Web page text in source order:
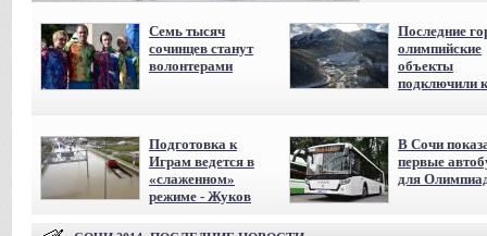
Семь тысяч
сочинцев станут
волонтерами
Последние
олимпийские
объекты
подключили
Подготовка к
Играм ведется в
«слаженном»
режиме - Жуков
В Сочи
первые
для